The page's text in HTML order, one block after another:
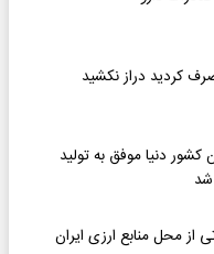
کردید دراز نکشید
کشور دنیا موفق به تولید
از محل منابع ارزی ایران